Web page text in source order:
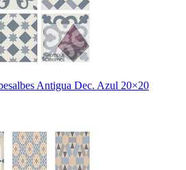
Antigua Dec. Azul 20×20